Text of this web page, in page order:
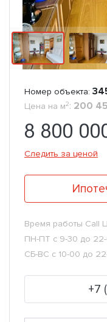
Номер объекта:
Цена на м2: 200
8 800
Следить за ценой
Время работы Call
ПН-ПТ с 9-30 до
СБ-ВС с 10-00 до
+7